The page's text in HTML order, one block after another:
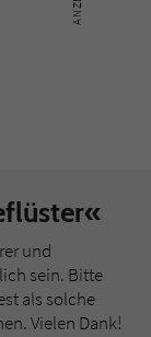
und
sein. Bitte
als solche
Vielen Dank!